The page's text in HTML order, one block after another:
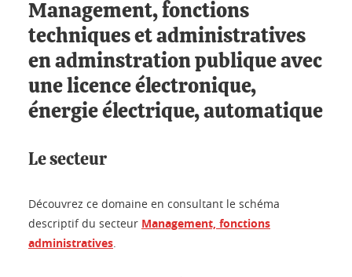
Management, fonctions
techniques et administratives
en adminstration publique avec
une licence électronique,
énergie électrique, automatique
Le secteur
Découvrez ce domaine en consultant le schéma
descriptif du secteur Management, fonctions
administratives.